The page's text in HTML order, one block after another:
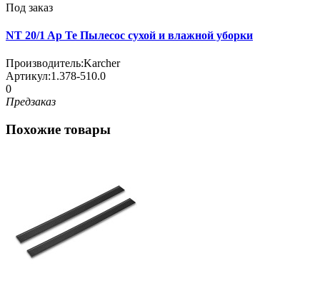
Под заказ
NT 20/1 Ap Te Пылесос сухой и влажной уборки
Производитель:Karcher
Артикул:1.378-510.0
0
Предзаказ
Похожие товары